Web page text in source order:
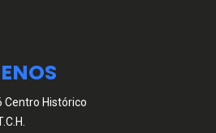
Centro Histórico